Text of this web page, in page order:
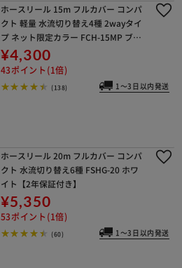
ホースリール 15m フルカバー コンパ
クト 軽量 水流切り替え4種 2wayタイ
プ ネット限定カラー FCH-15MP ブラ
ウン【2年保証付き】
¥4,300
43ポイント(1倍)
(138) 1～3日以内発送
ホースリール 20m フルカバー コンパ
クト 水流切り替え6種 FSHG-20 ホワ
イト【2年保証付き】
¥5,350
53ポイント(1倍)
(60) 1～3日以内発送